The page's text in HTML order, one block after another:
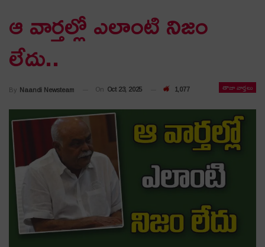
ఆ వార్త‌ల్లో ఎలాంటి నిజం
లేదు..
తాజా వార్తలు
By Naandi Newsteam On Oct 23, 2025 1,077